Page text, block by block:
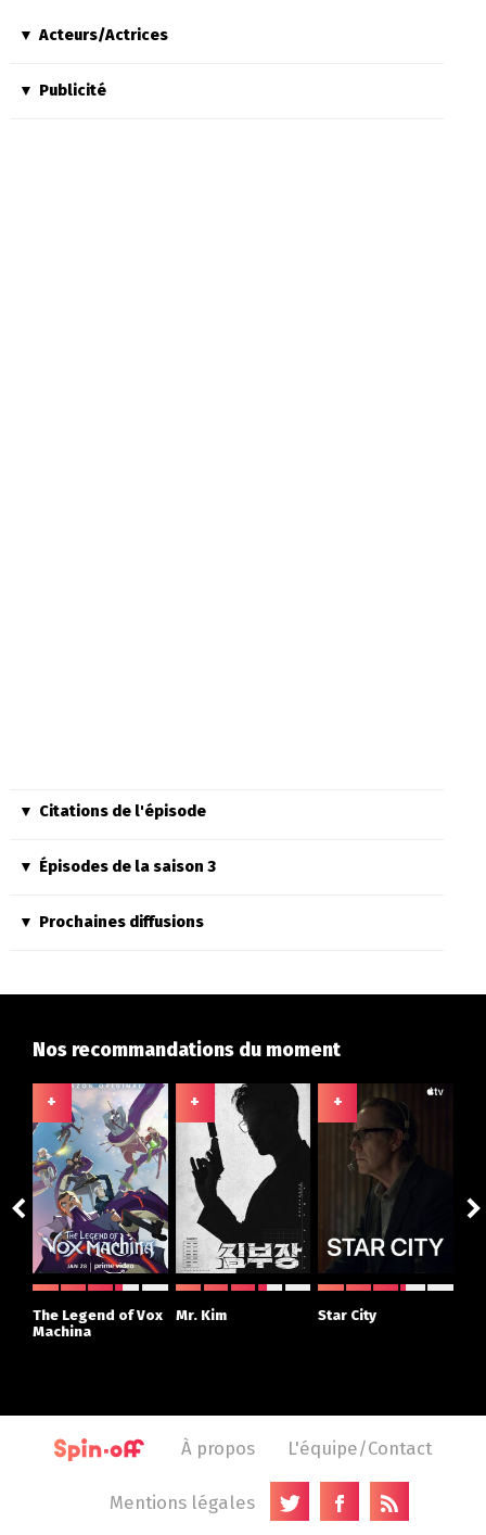
Acteurs/Actrices
Publicité
Citations de l'épisode
Épisodes de la saison 3
Prochaines diffusions
Nos recommandations du moment
+
The Legend of Vox
Machina
+
Mr. Kim
+
Star City
À propos L'équipe/Contact
Mentions légales